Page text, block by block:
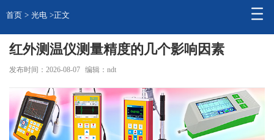
首页 > 光电 >正文
红外测温仪测量精度的几个影响因素
发布时间：2026-08-07 编辑：ndt